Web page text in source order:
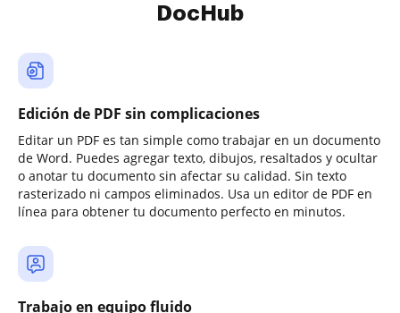
DocHub
Edición de PDF sin complicaciones
Editar un PDF es tan simple como trabajar en un documento
de Word. Puedes agregar texto, dibujos, resaltados y ocultar
o anotar tu documento sin afectar su calidad. Sin texto
rasterizado ni campos eliminados. Usa un editor de PDF en
línea para obtener tu documento perfecto en minutos.
Trabajo en equipo fluido